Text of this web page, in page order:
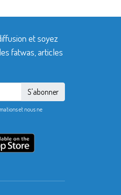
et soyez
fatwas, articles
S'abonner
et nous ne